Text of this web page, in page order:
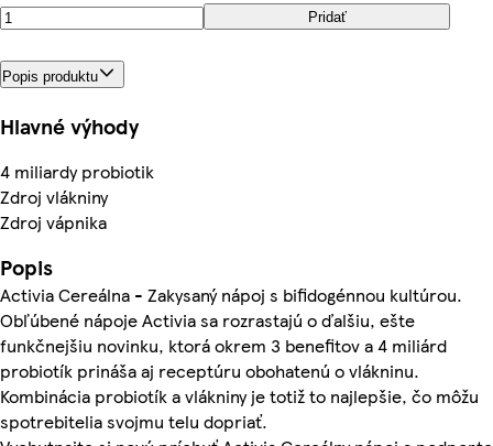
Pridať
Popis produktu
Hlavné výhody
4 miliardy probiotik
Zdroj vlákniny
Zdroj vápnika
Popis
Activia Cereálna - Zakysaný nápoj s bifidogénnou kultúrou.
Obľúbené nápoje Activia sa rozrastajú o ďalšiu, ešte
funkčnejšiu novinku, ktorá okrem 3 benefitov a 4 miliárd
probiotík prináša aj receptúru obohatenú o vlákninu.
Kombinácia probiotík a vlákniny je totiž to najlepšie, čo môžu
spotrebitelia svojmu telu dopriať.